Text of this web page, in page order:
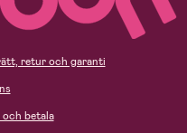
retur och garanti
och betala